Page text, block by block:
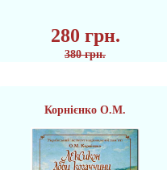
280 грн.
380 грн.
Корнієнко О.М.